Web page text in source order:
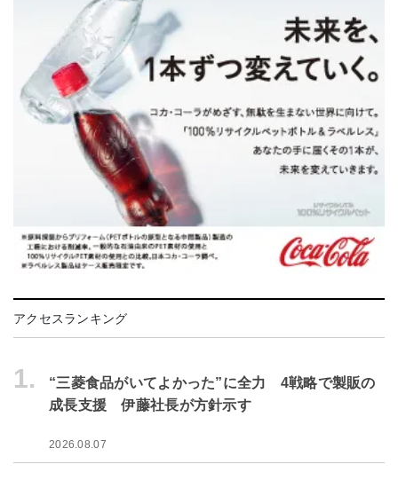
アクセスランキング
1.
“三菱食品がいてよかった”に全力 4戦略で製販の
成長支援 伊藤社長が方針示す
2026.08.07